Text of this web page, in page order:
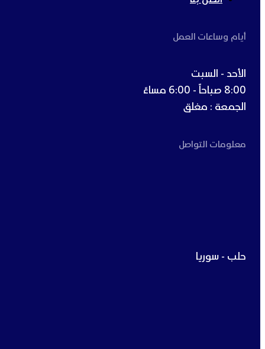
أيام وساعات العمل
الأحد - السبت
8:00 صباحاً - 6:00 مساءً
الجمعة : مغلق
معلومات التواصل
حلب - سوريا